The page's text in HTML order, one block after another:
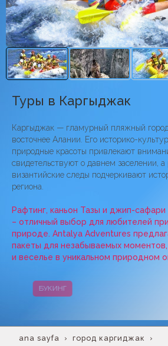
Туры в Каргыджак
Каргыджак — гламурный пляжный
восточнее Алании. Его историко-
природные красоты привлекают
свидетельствуют о давнем заселении,
византийские следы подчеркивают
региона.
Рафтинг, каньон Тазы и джип-
– отличный выбор для любителей
природе. Antalya Adventures
пакеты для незабываемых
и веселье в уникальном природном
БУКИНГ
ana sayfa
город каргиджак